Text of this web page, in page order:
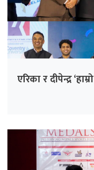
एरिका र दीपेन्द्र